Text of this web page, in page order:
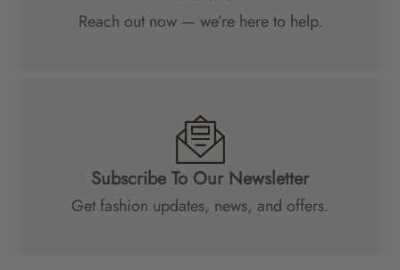
Reach out now — we’re here to help.
Subscribe To Our Newsletter
Get fashion updates, news, and offers.